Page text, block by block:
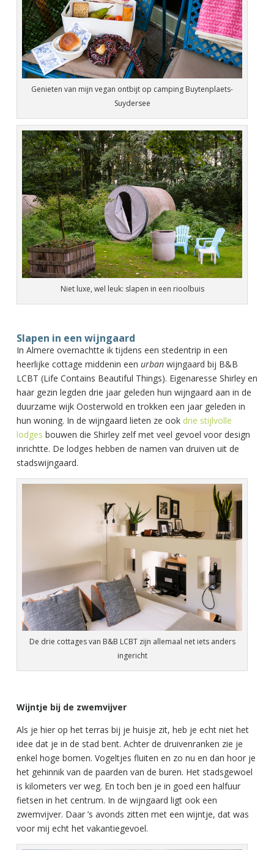
Genieten van mijn vegan ontbijt op camping Buytenplaets-
Suydersee
Niet luxe, wel leuk: slapen in een rioolbuis
Slapen in een wijngaard
In Almere overnachtte ik tijdens een stedentrip in een
heerlijke cottage middenin een urbanwijngaard bij B&B
LCBT (Life Contains Beautiful Things). Eigenaresse Shirley en
haar gezin legden drie jaar geleden hun wijngaard aan in de
duurzame wijk Oosterwold en trokken een jaar geleden in
hun woning. In de wijngaard lieten ze ook drie stijlvolle
lodges bouwen die Shirley zelf met veel gevoel voor design
inrichtte. De lodges hebben de namen van druiven uit de
stadswijngaard.
De drie cottages van B&B LCBT zijn allemaal net iets anders
ingericht
Wijntje bij de zwemvijver
Als je hier op het terras bij je huisje zit, heb je echt niet het
idee dat je in de stad bent. Achter de druivenranken zie je
enkel hoge bomen. Vogeltjes fluiten en zo nu en dan hoor je
het gehinnik van de paarden van de buren. Het stadsgewoel
is kilometers ver weg. En toch ben je in goed een halfuur
fietsen in het centrum. In de wijngaard ligt ook een
zwemvijver. Daar ’s avonds zitten met een wijntje, dat was
voor mij echt het vakantiegevoel.